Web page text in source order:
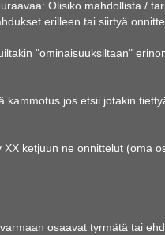
Olisiko mahdollista /
erilleen tai siirtyä
"ominaisuuksiltaan"
kammotus jos etsii jotakin
ketjuun ne onnittelut (oma
osaavat tyrmätä tai